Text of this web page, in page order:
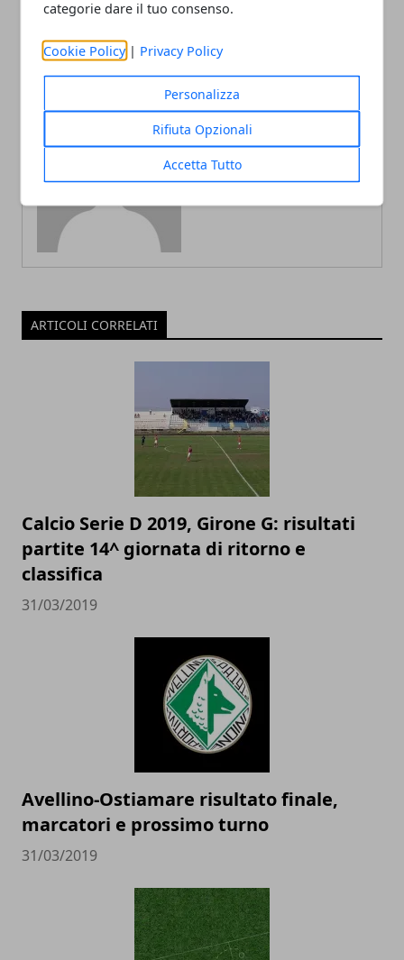
categorie dare il tuo consenso.
Cookie Policy | Privacy Policy
Personalizza
Rifiuta Opzionali
Accetta Tutto
agire lo faccia"
ARTICOLI CORRELATI
Calcio Serie D 2019, Girone G: risultati
partite 14^ giornata di ritorno e
classifica
31/03/2019
Avellino-Ostiamare risultato finale,
marcatori e prossimo turno
31/03/2019